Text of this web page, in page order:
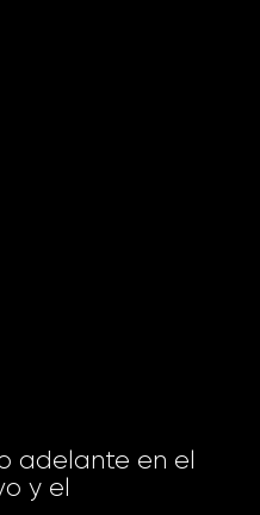
adelante en el
y el